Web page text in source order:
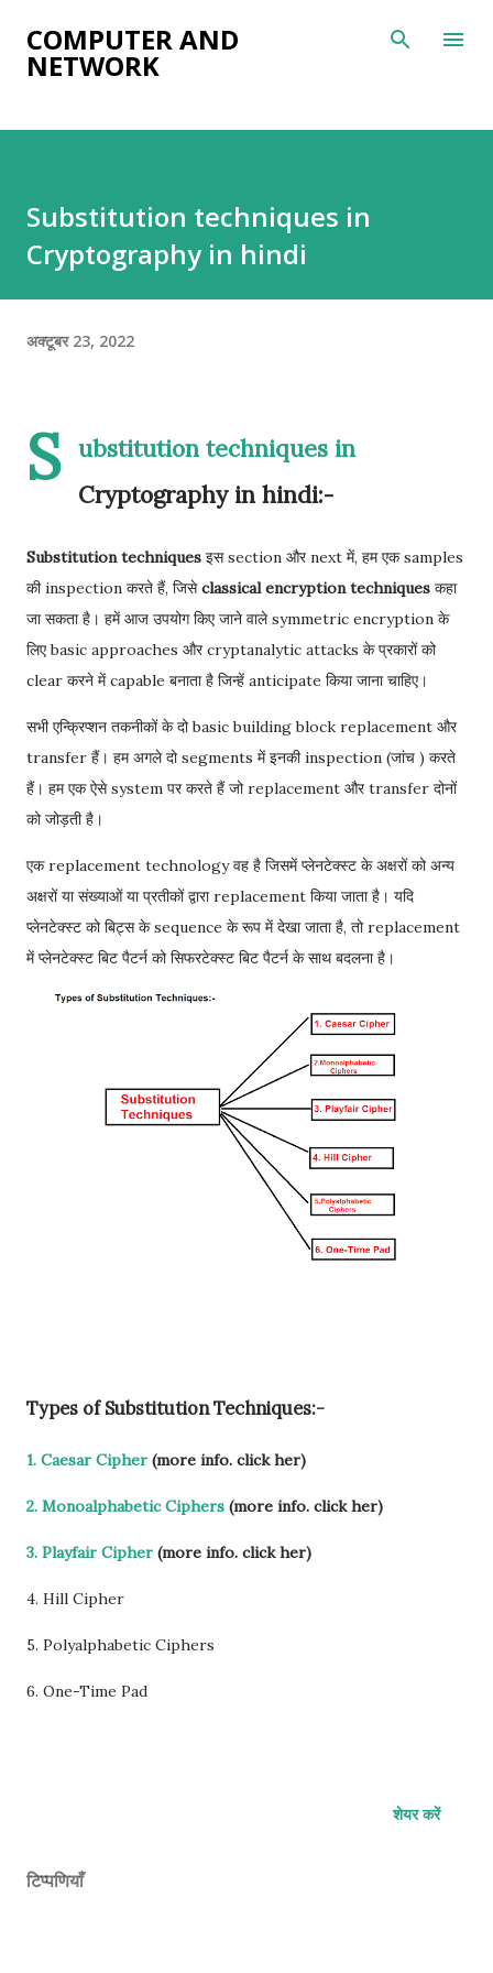
सीधे मुख्य सामग्री पर जाएं
COMPUTER AND
NETWORK
Substitution techniques in
Cryptography in hindi
अक्टूबर 23, 2022
S ubstitution techniques in
Cryptography in hindi:-
Substitution techniques इस section और next में, हम एक samples
की inspection करते हैं, जिसेclassical encryption techniques कहा
जा सकता है। हमें आज उपयोग किए जाने वाले symmetric encryption के
लिए basic approaches और cryptanalytic attacks के प्रकारों को
clear करने में capable बनाता है जिन्हें anticipate किया जाना चाहिए।
सभी एन्क्रिप्शन तकनीकों के दो basic building block replacement और
transfer हैं। हम अगले दो segments में इनकी inspection (जांच ) करते
हैं। हम एक ऐसे system पर करते हैं जो replacement और transfer दोनों
को जोड़ती है।
एक replacement technology वह है जिसमें प्लेनटेक्स्ट के अक्षरों को अन्य
अक्षरों या संख्याओं या प्रतीकों द्वारा replacement किया जाता है। यदि
प्लेनटेक्स्ट को बिट्स के sequence के रूप में देखा जाता है, तो replacement
में प्लेनटेक्स्ट बिट पैटर्न को सिफरटेक्स्ट बिट पैटर्न के साथ बदलना है।
Types of Substitution Techniques:-
1. Caesar Cipher (more info. click her)
2. Monoalphabetic Ciphers (more info. click her)
3. Playfair Cipher (more info. click her)
4. Hill Cipher
5. Polyalphabetic Ciphers
6. One-Time Pad
शेयर करें
टिप्पणियाँ